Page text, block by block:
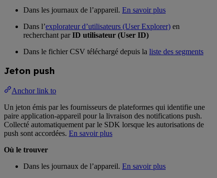
Dans les journaux de l’appareil. En savoir plus
Dans l’explorateur d’utilisateurs (User Explorer) en
recherchant parID utilisateur (User ID)
Dans le fichier CSV téléchargé depuis la liste des segments
Jeton push
Anchor link to
Un jeton émis par les fournisseurs de plateformes qui identifie une
paire application-appareil pour la livraison des notifications push.
Collecté automatiquement par le SDK lorsque les autorisations de
push sont accordées. En savoir plus
Où le trouver
Dans les journaux de l’appareil. En savoir plus